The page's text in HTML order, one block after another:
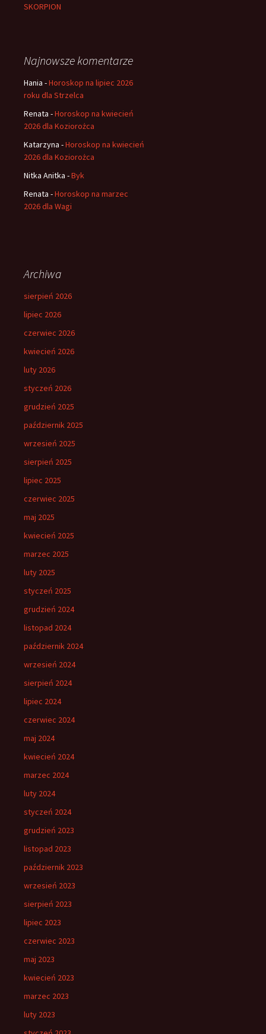
SKORPION
Najnowsze komentarze
Hania -Horoskop na lipiec 2026
roku dla Strzelca
Renata -Horoskop na kwiecień
2026 dla Koziorożca
Katarzyna -Horoskop na kwiecień
2026 dla Koziorożca
Nitka Anitka -Byk
Renata -Horoskop na marzec
2026 dla Wagi
Archiwa
sierpień 2026
lipiec 2026
czerwiec 2026
kwiecień 2026
luty 2026
styczeń 2026
grudzień 2025
październik 2025
wrzesień 2025
sierpień 2025
lipiec 2025
czerwiec 2025
maj 2025
kwiecień 2025
marzec 2025
luty 2025
styczeń 2025
grudzień 2024
listopad 2024
październik 2024
wrzesień 2024
sierpień 2024
lipiec 2024
czerwiec 2024
maj 2024
kwiecień 2024
marzec 2024
luty 2024
styczeń 2024
grudzień 2023
listopad 2023
październik 2023
wrzesień 2023
sierpień 2023
lipiec 2023
czerwiec 2023
maj 2023
kwiecień 2023
marzec 2023
luty 2023